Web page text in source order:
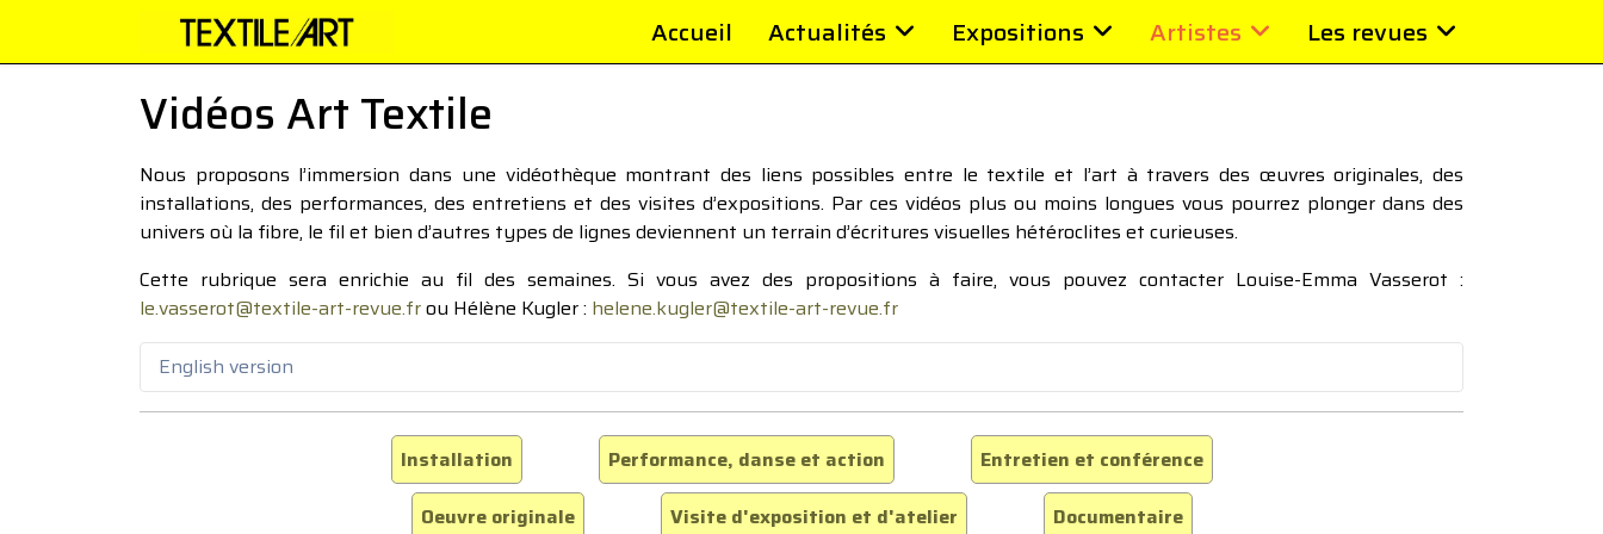
Accueil Actualités Expositions Artistes Les revues
Vidéos Art Textile
Nous proposons l’immersion dans une vidéothèque montrant des liens possibles entre le textile et l’art à travers des œuvres originales, des
installations, des performances, des entretiens et des visites d’expositions. Par ces vidéos plus ou moins longues vous pourrez plonger dans des
univers où la fibre, le fil et bien d’autres types de lignes deviennent un terrain d’écritures visuelles hétéroclites et curieuses.
Cette rubrique sera enrichie au fil des semaines. Si vous avez des propositions à faire, vous pouvez contacter Louise-Emma Vasserot :
le.vasserot@textile-art-revue.frou Hélène Kugler : helene.kugler@textile-art-revue.fr
English version
Installation Performance, danse et action
Entretien et conférence
Oeuvre originale
Visite d'exposition et d'atelier Documentaire